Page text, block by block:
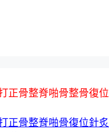
正骨整脊啪骨整骨復
正骨整脊啪骨復位針